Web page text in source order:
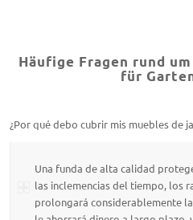
Häufige Fragen rund
für
¿Por qué debo cubrir mis muebles de
Una funda de alta calidad
las inclemencias del tiempo, los
prolongará considerablemente